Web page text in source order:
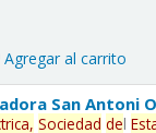
Agregar al carrito
San Antoni
Sociedad del